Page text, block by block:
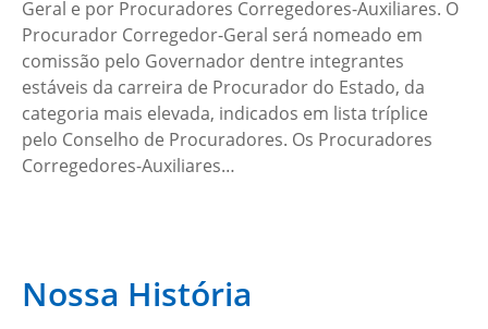
Geral e por Procuradores Corregedores-Auxiliares. O
Procurador Corregedor-Geral será nomeado em
comissão pelo Governador dentre integrantes
estáveis da carreira de Procurador do Estado, da
categoria mais elevada, indicados em lista tríplice
pelo Conselho de Procuradores. Os Procuradores
Corregedores-Auxiliares…
Nossa História